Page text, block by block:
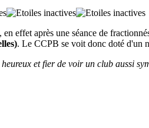
effet après une séance de
. Le CCPB se voit donc doté d'un
et fier de voir un club aussi